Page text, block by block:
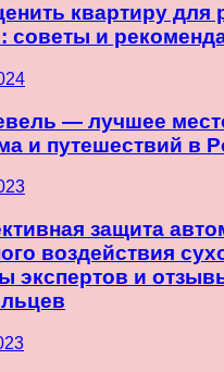
квартиру для
советы и
— лучшее
и путешествий в
защита
воздействия
экспертов и